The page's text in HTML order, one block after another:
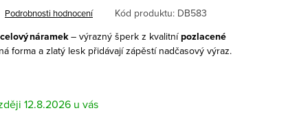
Podrobnosti hodnocení Kód produktu: DB583
náramek– výrazný šperk z kvalitnípozlacené
forma a zlatý lesk přidávají zápěstí nadčasový výraz.
12.8.2026